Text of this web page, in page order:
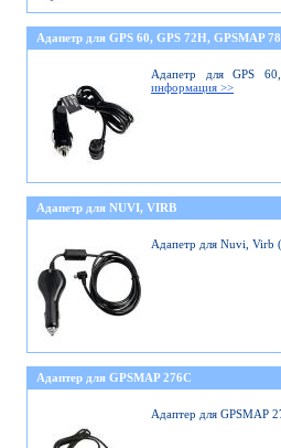
Адапетр для GPS 60, GPS 72H, GPSMAP
Адапетр для GPS
информация >>
Адапетр для NUVI, VIRB
Адапетр для Nuvi,
Адаптер для GPSMAP 276C
Адаптер для GPSMAP